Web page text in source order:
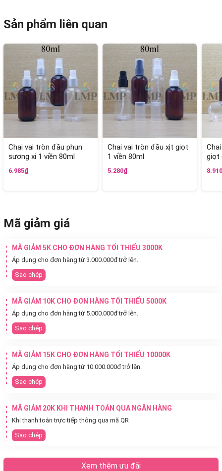
Sản phẩm liên quan
Chai vai tròn đầu phun
sương xi 1 viền 80ml
6.985₫
Chai vai tròn đầu xịt giọt
1 viền 80ml
5.280₫
giọt
Mã giảm giá
MÃ GIẢM 5K CHO ĐƠN HÀNG TỐI THIỂU 3000K
Áp dụng cho đơn hàng từ 3.000.000đ trở lên.
Sao chép
MÃ GIẢM 10K CHO ĐƠN HÀNG TỐI THIỂU 5000K
Áp dụng cho đơn hàng từ 5.000.000đ trở lên.
Sao chép
MÃ GIẢM 15K CHO ĐƠN HÀNG TỐI THIỂU 10000K
Áp dụng cho đơn hàng từ 10.000.000đ trở lên.
Sao chép
MÃ GIẢM 20K KHI THANH TOÁN QUA NGÂN HÀNG
Khi thanh toán trực tiếp thông qua mã QR
Sao chép
Xem thêm ưu đãi